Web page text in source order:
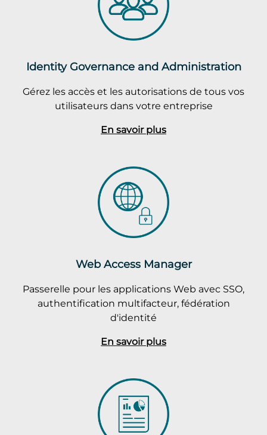
Identity Governance and Administration
Gérez les accès et les autorisations de tous vos
utilisateurs dans votre entreprise
En savoir plus
Web Access Manager
Passerelle pour les applications Web avec SSO,
authentification multifacteur, fédération
d'identité
En savoir plus